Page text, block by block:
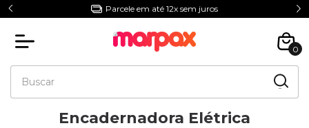
5% Off com o Cupom NIVERMPX
0
Encadernadora Elétrica